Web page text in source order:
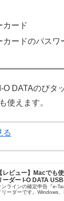
カード
ードのパスワ
DATAのぴタ
使えます。
る
【レビュー】Macでも
ーダー I-O DATA
ンラインの確定申告『e-
リーダーです。Windows